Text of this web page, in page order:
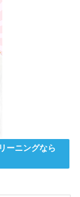
ーニングなら